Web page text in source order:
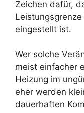
Zeichen dafür,
eingestellt ist.
Wer solche
meist einfacher
Heizung im
eher werden
dauerhaften